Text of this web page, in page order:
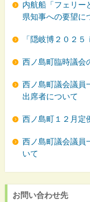
内航船「フェリー
県知事への要望に
「隠岐博２０２
西ノ島町臨時議会
西ノ島町議会議
出席者について
西ノ島町１２月定
西ノ島町議会議員
いて
お問い合わせ先